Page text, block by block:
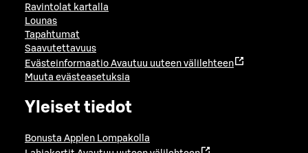
Ravintolat kartalla
Lounas
Tapahtumat
Saavutettavuus
Evästeinformaatio Avautuu uuteen välilehteen
Muuta evästeasetuksia
Yleiset tiedot
Bonusta Applen Lompakolla